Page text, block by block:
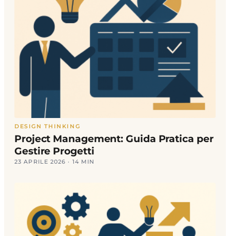
DESIGN THINKING
Project Management: Guida Pratica per
Gestire Progetti
23 APRILE 2026 · 14 MIN